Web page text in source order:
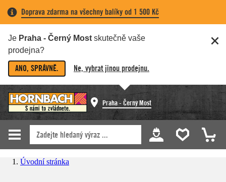
Doprava zdarma na všechny balíky od 1 500 Kč
Je Praha - Černý Most skutečně vaše
prodejna?
ANO, SPRÁVNĚ. Ne, vybrat jinou prodejnu.
Praha - Černý Most
Úvodní stránka